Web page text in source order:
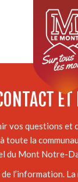
aventure!!!
ET
vos questions et
la
du Mont Notre-
l’information.